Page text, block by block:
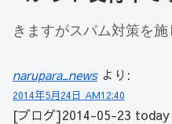
きますがスパム対策を
narupara_news より:
2014年5月24日 AM12:40
[ブログ]2014-05-23